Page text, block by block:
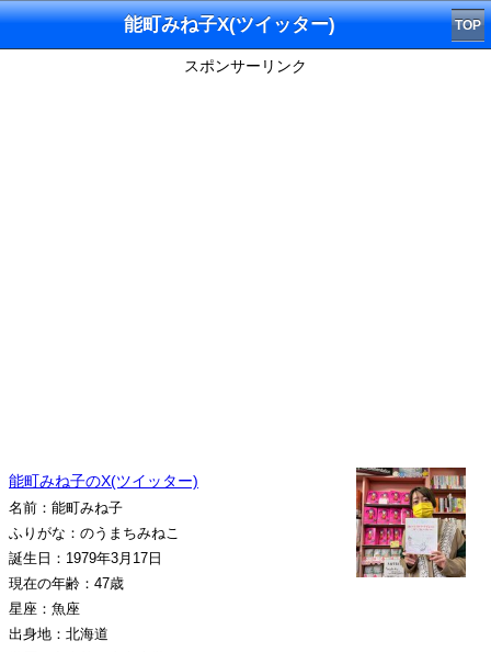
能町みね子X(ツイッター) TOP
スポンサーリンク
能町みね子のX(ツイッター)
名前：能町みね子
ふりがな：のうまちみねこ
誕生日：1979年3月17日
現在の年齢：47歳
星座：魚座
出身地：北海道